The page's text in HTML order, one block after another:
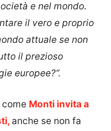
e nel mondo.
il vero e proprio
attuale se non
il prezioso
europee?”.
Monti invita a
anche se non fa